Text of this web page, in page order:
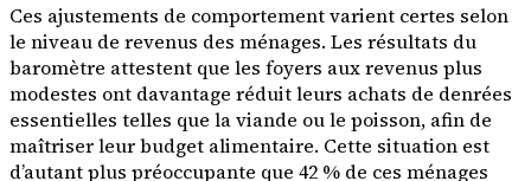
Ces ajustements de comportement varient certes selon
le niveau de revenus des ménages. Les résultats du
baromètre attestent que les foyers aux revenus plus
modestes ont davantage réduit leurs achats de denrées
essentielles telles que la viande ou le poisson, afin de
maîtriser leur budget alimentaire. Cette situation est
d’autant plus préoccupante que 42 % de ces ménages